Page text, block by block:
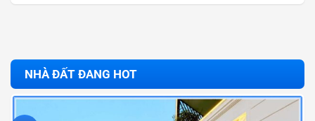
NHÀ ĐẤT ĐANG HOT